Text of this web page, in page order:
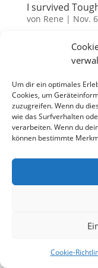
Um dir ein optimales
Cookies, um
zuzugreifen. Wenn du
wie das Surfverhalten
verarbeiten. Wenn du
können bestimmte
Cookie-
I survived
von Rene | Nov.
Irgendwann
Mal vom
wecken. Ein
Schikanen und
zumindest...
Designed by